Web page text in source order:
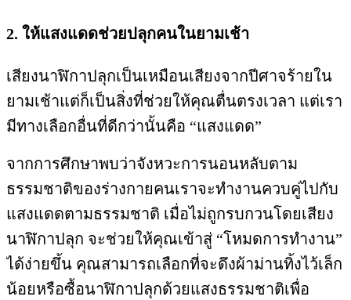
2. ให้แสงแดดช่วยปลุกคนในยามเช้า
เสียงนาฬิกาปลุกเป็นเหมือนเสียงจากปีศาจร้ายใน
ยามเช้าแต่ก็เป็นสิ่งที่ช่วยให้คุณตื่นตรงเวลา แต่เรา
มีทางเลือกอื่นที่ดีกว่านั้นคือ “แสงแดด”
จากการศึกษาพบว่าจังหวะการนอนหลับตาม
ธรรมชาติของร่างกายคนเราจะทำงานควบคู่ไปกับ
แสงแดดตามธรรมชาติ เมื่อไม่ถูกรบกวนโดยเสียง
นาฬิกาปลุก จะช่วยให้คุณเข้าสู่ “โหมดการทำงาน”
ได้ง่ายขึ้น คุณสามารถเลือกที่จะดึงผ้าม่านทิ้งไว้เล็ก
น้อยหรือซื้อนาฬิกาปลุกด้วยแสงธรรมชาติเพื่อ